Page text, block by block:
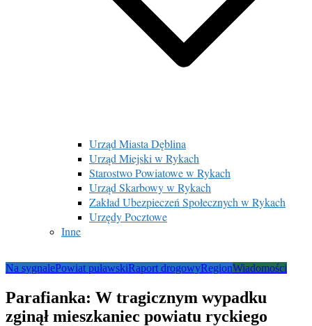
Urząd Miasta Dęblina
Urząd Miejski w Rykach
Starostwo Powiatowe w Rykach
Urząd Skarbowy w Rykach
Zakład Ubezpieczeń Społecznych w Rykach
Urzędy Pocztowe
Inne
Na sygnalePowiat puławskiRaport drogowyRegionWiadomości
Parafianka: W tragicznym wypadku
zginął mieszkaniec powiatu ryckiego